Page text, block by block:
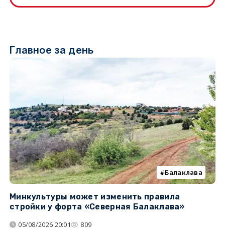
Главное за день
Балаклава
Минкультуры может изменить правила
стройки у форта «Северная Балаклава»
05/08/2026 20:01 809